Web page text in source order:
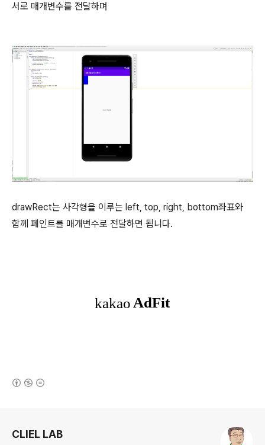
서로 매개변수를 전달하며
drawRect는 사각형을 이루는 left, top, right, bottom좌표와
함께 페인트를 매개변수로 전달하면 됩니다.
CLIEL LAB